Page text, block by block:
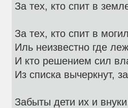
За тех, кто спит в
За тех, кто спит в
Иль неизвестно где
И кто решением сил
Из списка вычеркнут,
Забыты дети их и